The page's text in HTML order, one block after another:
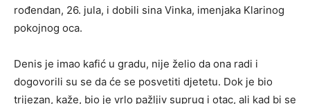
rođendan, 26. jula, i dobili sina Vinka, imenjaka Klarinog
pokojnog oca.
Denis je imao kafić u gradu, nije želio da ona radi i
dogovorili su se da će se posvetiti djetetu. Dok je bio
trijezan, kaže, bio je vrlo pažljiv suprug i otac, ali kad bi se